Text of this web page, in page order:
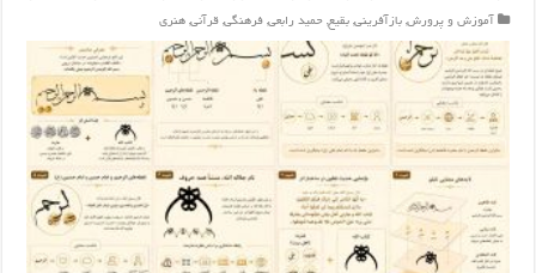
آموزش و پرورش, بازآفرینی, بقیع, حمید رابعی, فرهنگی, قرآنی, هنری